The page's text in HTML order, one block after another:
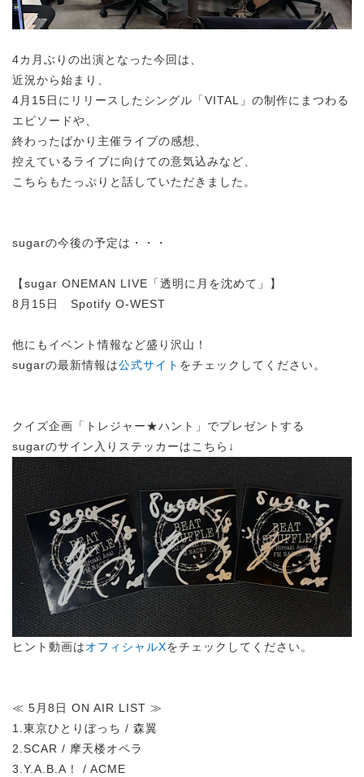
4カ月ぶりの出演となった今回は、
近況から始まり、
4月15日にリリースしたシングル「VITAL」の制作にまつわる
エピソードや、
終わったばかり主催ライブの感想、
控えているライブに向けての意気込みなど、
こちらもたっぷりと話していただきました。
sugarの今後の予定は・・・
【sugar ONEMAN LIVE「透明に月を沈めて」】
8月15日 Spotify O-WEST
他にもイベント情報など盛り沢山！
sugarの最新情報は公式サイト をチェックしてください。
クイズ企画「トレジャー★ハント」でプレゼントする
sugarのサイン入りステッカーはこちら↓
ヒント動画はオフィシャルXをチェックしてください。
≪ 5月8日 ON AIR LIST ≫
1.東京ひとりぼっち / 森翼
2.SCAR / 摩天楼オペラ
3.Y.A.B.A！ / ACME